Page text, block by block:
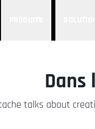
Dans
talks about